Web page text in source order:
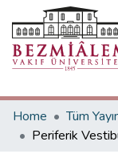
Home
Tüm